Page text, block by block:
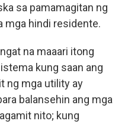
sa pamamagitan ng
mga hindi residente.
na maaari itong
kung saan ang
ng mga utility ay
balansehin ang mga
nito; kung